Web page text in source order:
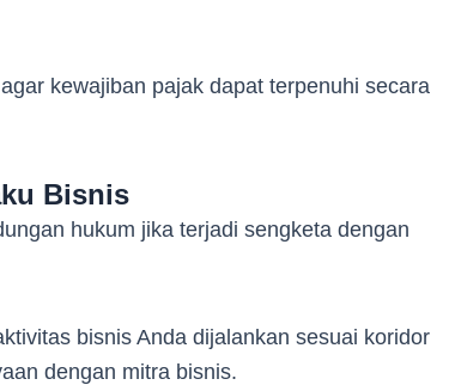
kewajiban pajak dapat terpenuhi secara
Bisnis
hukum jika terjadi sengketa dengan
bisnis Anda dijalankan sesuai koridor
dengan mitra bisnis.